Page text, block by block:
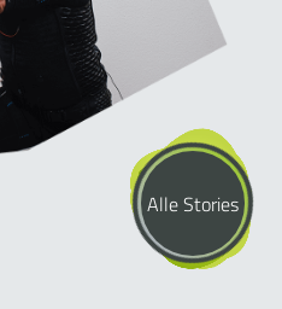
Alle Stories